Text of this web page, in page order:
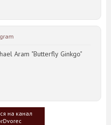
Aram "Butterfly Ginkgo"
сервировки стола пришла
дерево Гинкго Билоба,
напоминающие крылья
на канал